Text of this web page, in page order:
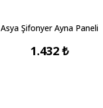
Asya Şifonyer Ayna Paneli
1.432 ₺